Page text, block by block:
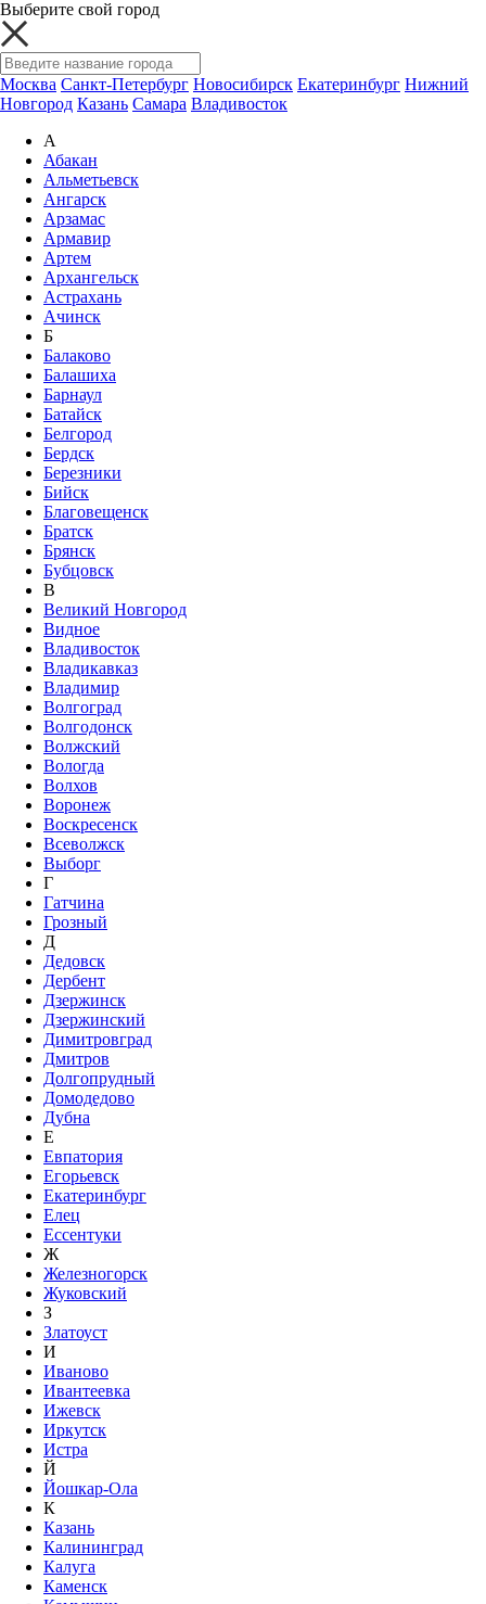
Выберите свой город
Москва Санкт-Петербург Новосибирск Екатеринбург Нижний
Новгород Казань Самара Владивосток
А
Абакан
Альметьевск
Ангарск
Арзамас
Армавир
Артем
Архангельск
Астрахань
Ачинск
Б
Балаково
Балашиха
Барнаул
Батайск
Белгород
Бердск
Березники
Бийск
Благовещенск
Братск
Брянск
Бубцовск
В
Великий Новгород
Видное
Владивосток
Владикавказ
Владимир
Волгоград
Волгодонск
Волжский
Вологда
Волхов
Воронеж
Воскресенск
Всеволжск
Выборг
Г
Гатчина
Грозный
Д
Дедовск
Дербент
Дзержинск
Дзержинский
Димитровград
Дмитров
Долгопрудный
Домодедово
Дубна
Е
Евпатория
Егорьевск
Екатеринбург
Елец
Ессентуки
Ж
Железногорск
Жуковский
З
Златоуст
И
Иваново
Ивантеевка
Ижевск
Иркутск
Истра
Й
Йошкар-Ола
К
Казань
Калининград
Калуга
Каменск